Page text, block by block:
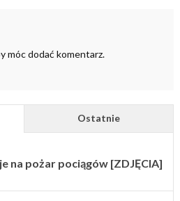
móc dodać komentarz.
Ostatnie
na pożar pociągów [ZDJĘCIA]